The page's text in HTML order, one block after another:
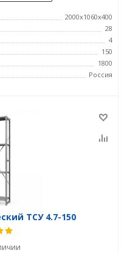
2000х1060х400
28
4
150
1800
Россия
ТСУ 4.7-150